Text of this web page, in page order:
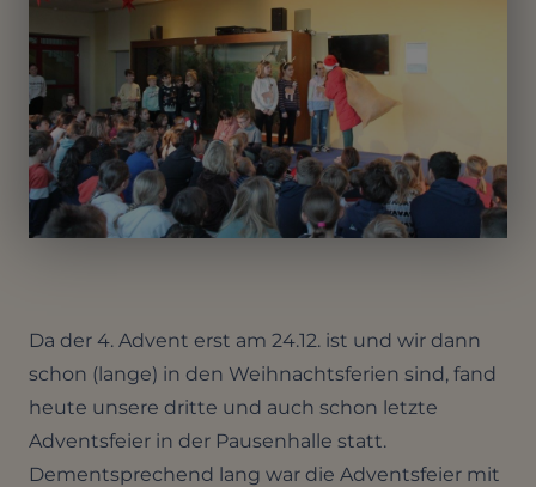
Da der 4. Advent erst am 24.12. ist und wir dann
schon (lange) in den Weihnachtsferien sind, fand
heute unsere dritte und auch schon letzte
Adventsfeier in der Pausenhalle statt.
Dementsprechend lang war die Adventsfeier mit